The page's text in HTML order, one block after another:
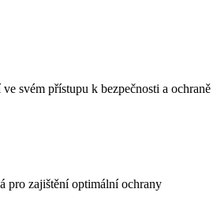
svém přístupu k bezpečnosti a ochraně
pro zajištění optimální ochrany